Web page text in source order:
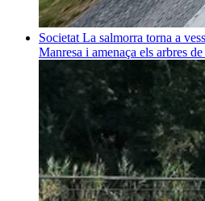
Societat La salmorra torna a
Manresa i amenaça els arbres